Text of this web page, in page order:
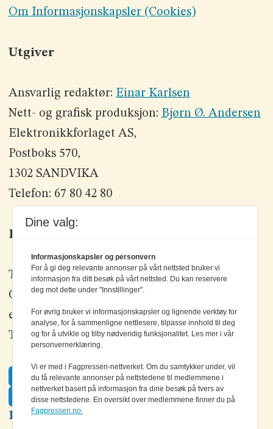
Om Informasjonskapsler (Cookies)
Utgiver
Ansvarlig redaktør: Einar Karlsen
Nett- og grafisk produksjon: Bjørn Ø. Andersen
Elektronikkforlaget AS,
Postboks 570,
1302 SANDVIKA
Telefon: 67 80 42 80
Kontakt oss
Tlf: +47 67 80 42 80
Olav Brunborgs vei 6, 1396 Billingstad
epost: elektronikk@elektronikkforlaget.no
Tips oss:tips@elektronikkforlaget.no
Facebook
Twitter
LinkedIn
Dine valg:
Informasjonskapsler og personvern
For å gi deg relevante annonser på vårt nettsted bruker vi
informasjon fra ditt besøk på vårt nettsted. Du kan reservere
deg mot dette under "Innstillinger".
For øvrig bruker vi informasjonskapsler og lignende verktøy for
analyse, for å sammenligne nettlesere, tilpasse innhold til deg
og for å utvikle og tilby nødvendig funksjonalitet. Les mer i vår
personvernerklæring.
Vi er med i Fagpressen-nettverket. Om du samtykker under, vil
du få relevante annonser på nettstedene til medlemmene i
nettverket basert på informasjon fra dine besøk på tvers av
disse nettstedene. En oversikt over medlemmene finner du på
Fagpressen.no.